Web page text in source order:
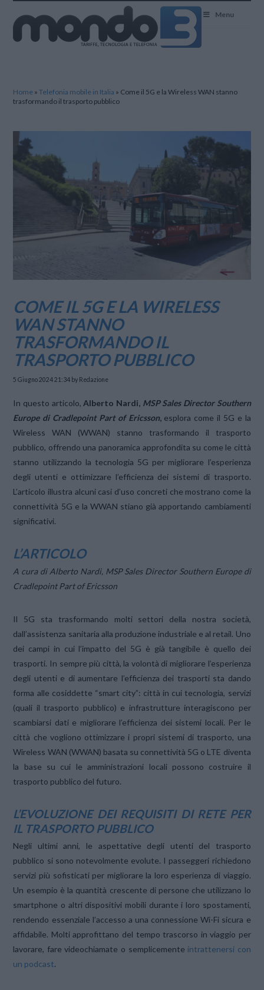
Menu
Home »Telefonia mobile in Italia » Come il 5G e la Wireless WAN stanno
trasformando il trasporto pubblico
COME IL 5G E LA WIRELESS
WAN STANNO
TRASFORMANDO IL
TRASPORTO PUBBLICO
5 Giugno 2024 21:34 by Redazione
In questo articolo, Alberto Nardi, MSP Sales Director Southern
Europe di Cradlepoint Part of Ericsson, esplora come il 5G e la
Wireless WAN (WWAN) stanno trasformando il trasporto
pubblico, offrendo una panoramica approfondita su come le città
stanno utilizzando la tecnologia 5G per migliorare l’esperienza
degli utenti e ottimizzare l’efficienza dei sistemi di trasporto.
L’articolo illustra alcuni casi d’uso concreti che mostrano come la
connettività 5G e la WWAN stiano già apportando cambiamenti
significativi.
L’ARTICOLO
A cura di Alberto Nardi, MSP Sales Director Southern Europe di
Cradlepoint Part of Ericsson
Il 5G sta trasformando molti settori della nostra società,
dall’assistenza sanitaria alla produzione industriale e al retail. Uno
dei campi in cui l’impatto del 5G è già tangibile è quello dei
trasporti. In sempre più città, la volontà di migliorare l’esperienza
degli utenti e di aumentare l’efficienza dei trasporti sta dando
forma alle cosiddette “smart city”: città in cui tecnologia, servizi
(quali il trasporto pubblico) e infrastrutture interagiscono per
scambiarsi dati e migliorare l’efficienza dei sistemi locali. Per le
città che vogliono ottimizzare i propri sistemi di trasporto, una
Wireless WAN (WWAN) basata su connettività 5G o LTE diventa
la base su cui le amministrazioni locali possono costruire il
trasporto pubblico del futuro.
L’EVOLUZIONE DEI REQUISITI DI RETE PER
IL TRASPORTO PUBBLICO
Negli ultimi anni, le aspettative degli utenti del trasporto
pubblico si sono notevolmente evolute. I passeggeri richiedono
servizi più sofisticati per migliorare la loro esperienza di viaggio.
Un esempio è la quantità crescente di persone che utilizzano lo
smartphone o altri dispositivi mobili durante i loro spostamenti,
rendendo essenziale l’accesso a una connessione Wi-Fi sicura e
affidabile. Molti approfittano del tempo trascorso in viaggio per
lavorare, fare videochiamate o semplicemente intrattenersi con
un podcast.